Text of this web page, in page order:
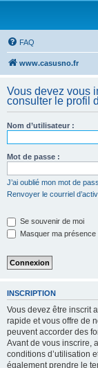
FAQ
www.casusno.fr
Vous devez vous
consulter le profil
Nom d’utilisateur :
Mot de passe :
J’ai oublié mon mot de
Renvoyer le courriel
Se souvenir de moi
Masquer ma
INSCRIPTION
Vous devez être inscrit
rapide et vous offre de
peuvent accorder des
Avant de vous inscrire,
conditions d’utilisation
également prendre le